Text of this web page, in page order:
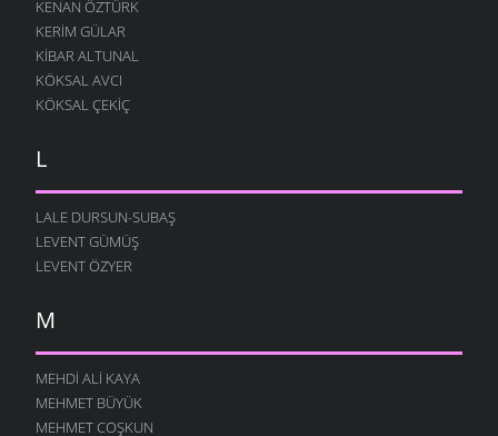
KENAN ÖZTÜRK
KERIM GÜLAR
KIBAR ALTUNAL
KÖKSAL AVCI
KÖKSAL ÇEKIÇ
L
LALE DURSUN-SUBAŞ
LEVENT GÜMÜŞ
LEVENT ÖZYER
M
MEHDI ALI KAYA
MEHMET BÜYÜK
MEHMET COŞKUN